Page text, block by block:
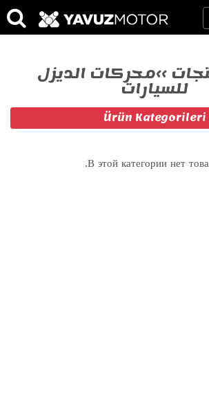
››محركات الديزل
للسيارات
Ürün Kategorileri
В этой категории нет